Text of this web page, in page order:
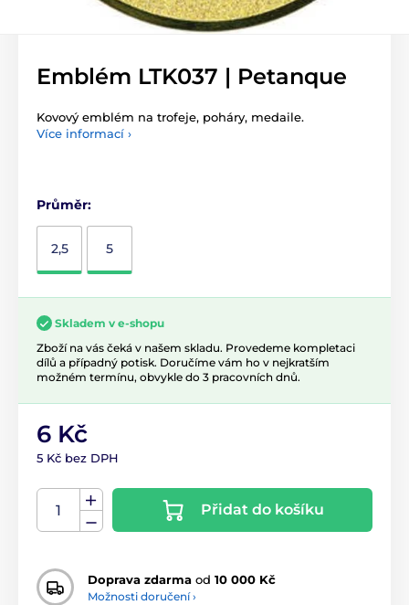
Emblém LTK037 | Petanque
Kovový emblém na trofeje, poháry, medaile.
Více informací ›
Průměr:
2,5 5
Skladem v e-shopu
Zboží na vás čeká v našem skladu. Provedeme kompletaci
dílů a případný potisk. Doručíme vám ho v nejkratším
možném termínu, obvykle do 3 pracovních dnů.
6 Kč
5 Kč bez DPH
Přidat do košíku
Doprava zdarma od 10 000 Kč
Možnosti doručení ›